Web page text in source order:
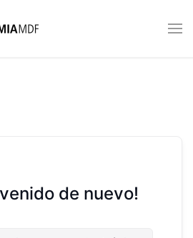
de nuevo!